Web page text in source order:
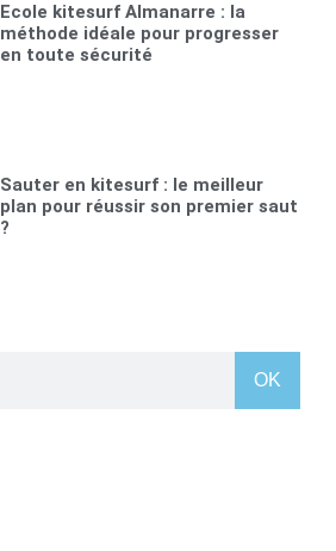
Ecole kitesurf Almanarre : la
méthode idéale pour progresser
en toute sécurité
Sauter en kitesurf : le meilleur
plan pour réussir son premier saut
?
OK